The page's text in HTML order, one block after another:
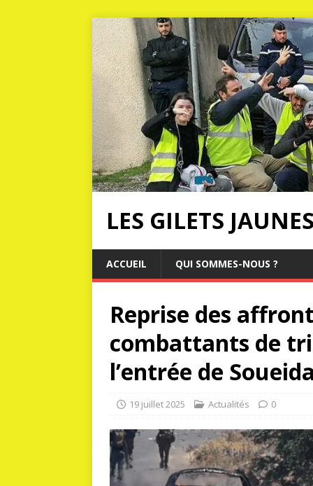
LES GILETS
ACCUEIL QUI SOMMES-NOUS ?
Reprise des
combattants de
l’entrée de
19 juillet 2025 Actualités 0